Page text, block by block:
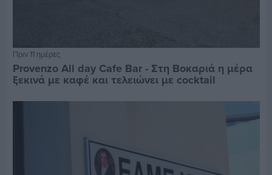
Πριν 11 ημέρες
Provenzo All day Cafe Bar - Στη Βοκαριά η μέρα
ξεκινά με καφέ και τελειώνει με cocktail